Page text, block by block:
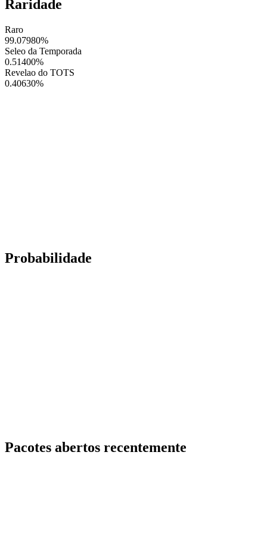
Raridade
Raro
99.07980%
Seleo da Temporada
0.51400%
Revelao do TOTS
0.40630%
Probabilidade
Pacotes abertos recentemente